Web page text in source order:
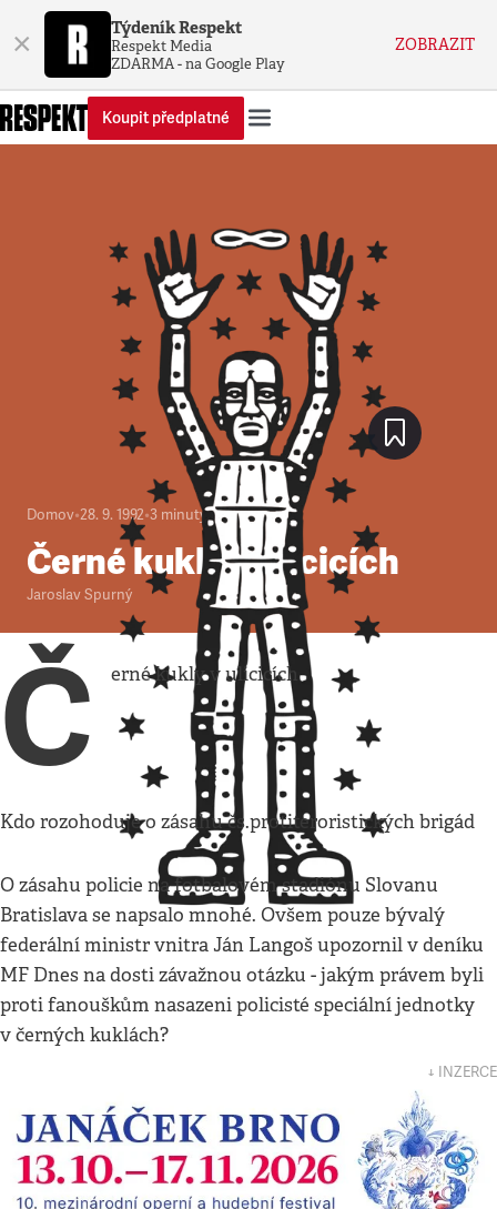
× Týdeník Respekt
Respekt Media
ZDARMA - na Google Play
ZOBRAZIT
Koupit předplatné
Domov•28. 9. 1992•3 minuty
Černé kukly v ulicicích
Jaroslav Spurný
Č erné kukly v ulicicích
Kdo rozohoduje o zásahu čs.protiteroristických brigád
O zásahu policie na fotbalovém stadiónu Slovanu
Bratislava se napsalo mnohé. Ovšem pouze bývalý
federální ministr vnitra Ján Langoš upozornil v deníku
MF Dnes na dosti závažnou otázku - jakým právem byli
proti fanouškům nasazeni policisté speciální jednotky
v černých kuklách?
↓ INZERCE